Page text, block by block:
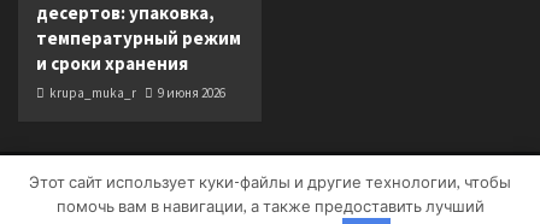
десертов: упаковка,
температурный режим
и сроки хранения
krupa_muka_r 9 июня 2026
Copyright © Все права защищены.|CoverNewsот AF
Этот сайт использует куки-файлы и другие технологии, чтобы
помочь вам в навигации, а также предоставить лучший